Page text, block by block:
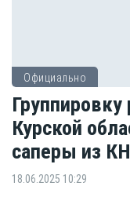
Официально
Курской
саперы из
18.06.2025 10:29